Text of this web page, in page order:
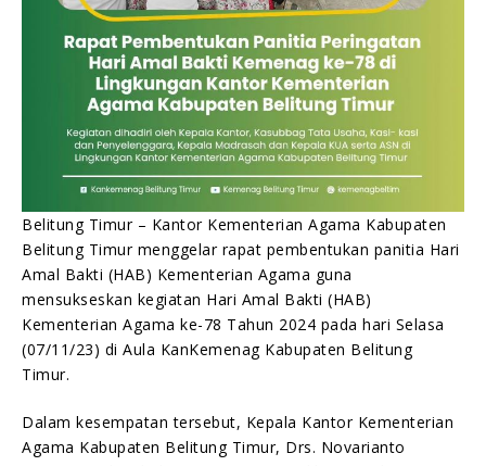
Belitung Timur – Kantor Kementerian Agama Kabupaten
Belitung Timur menggelar rapat pembentukan panitia Hari
Amal Bakti (HAB) Kementerian Agama guna
mensukseskan kegiatan Hari Amal Bakti (HAB)
Kementerian Agama ke-78 Tahun 2024 pada hari Selasa
(07/11/23) di Aula KanKemenag Kabupaten Belitung
Timur.
Dalam kesempatan tersebut, Kepala Kantor Kementerian
Agama Kabupaten Belitung Timur, Drs. Novarianto